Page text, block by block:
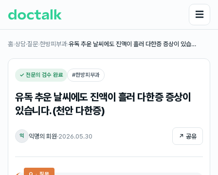
☰
홈›상담·질문›한방피부과›유독 추운 날씨에도 진액이 흘러 다한증 증상이 있습…
✓ 전문의 검수 완료 #한방피부과
유독 추운 날씨에도 진액이 흘러 다한증 증상이
있습니다.(천안 다한증)
익 익명의 회원·2026.05.30 ↗ 공유